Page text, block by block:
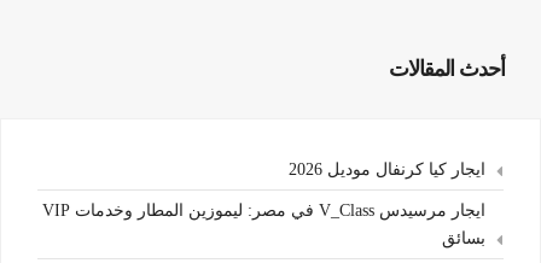
أحدث المقالات
ايجار كيا كرنفال موديل 2026
ايجار مرسيدس V_Class في مصر: ليموزين المطار وخدمات VIP
بسائق